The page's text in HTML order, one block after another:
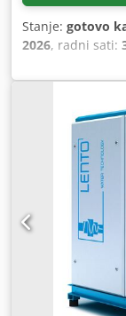
Stanje: gotovo
2026, radni sati:
vijčani
sušačem s
sa sustavom
proizvodnje:
snaga: 22 kW
3,50 m³/min
1/4" Dimenzije
620 kg Za nove
financiranje
prodavaonicu.
kompresora na